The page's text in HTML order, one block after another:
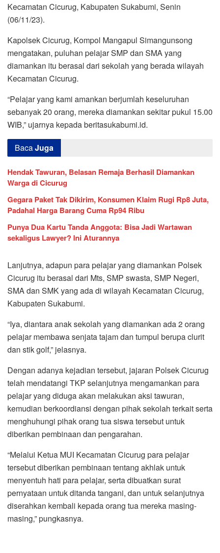
Kecamatan Cicurug, Kabupaten Sukabumi, Senin
(06/11/23).
Kapolsek Cicurug, Kompol Mangapul Simangunsong
mengatakan, puluhan pelajar SMP dan SMA yang
diamankan itu berasal dari sekolah yang berada wilayah
Kecamatan Cicurug.
“Pelajar yang kami amankan berjumlah keseluruhan
sebanyak 20 orang, mereka diamankan sekitar pukul 15.00
WIB,” ujarnya kepada beritasukabumi.id.
BacaJuga
Hendak Tawuran, Belasan Remaja Berhasil Diamankan
Warga di Cicurug
Gegara Paket Tak Dikirim, Konsumen Klaim Rugi Rp8 Juta,
Padahal Harga Barang Cuma Rp94 Ribu
Punya Dua Kartu Tanda Anggota: Bisa Jadi Wartawan
sekaligus Lawyer? Ini Aturannya
Lanjutnya, adapun para pelajar yang diamankan Polsek
Cicurug itu berasal dari Mts, SMP swasta, SMP Negeri,
SMA dan SMK yang ada di wilayah Kecamatan Cicurug,
Kabupaten Sukabumi.
“Iya, diantara anak sekolah yang diamankan ada 2 orang
pelajar membawa senjata tajam dan tumpul berupa clurit
dan stik golf,” jelasnya.
Dengan adanya kejadian tersebut, jajaran Polsek Cicurug
telah mendatangi TKP selanjutnya mengamankan para
pelajar yang diduga akan melakukan aksi tawuran,
kemudian berkoordiansi dengan pihak sekolah terkait serta
menghuhungi pihak orang tua siswa tersebut untuk
diberikan pembinaan dan pengarahan.
“Melalui Ketua MUI Kecamatan Cicurug para pelajar
tersebut diberikan pembinaan tentang akhlak untuk
menyentuh hati para pelajar, serta dibuatkan surat
pernyataan untuk ditanda tangani, dan untuk selanjutnya
diserahkan kembali kepada orang tua mereka masing-
masing,” pungkasnya.